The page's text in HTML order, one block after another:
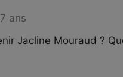
ans
Jacline Mouraud ?